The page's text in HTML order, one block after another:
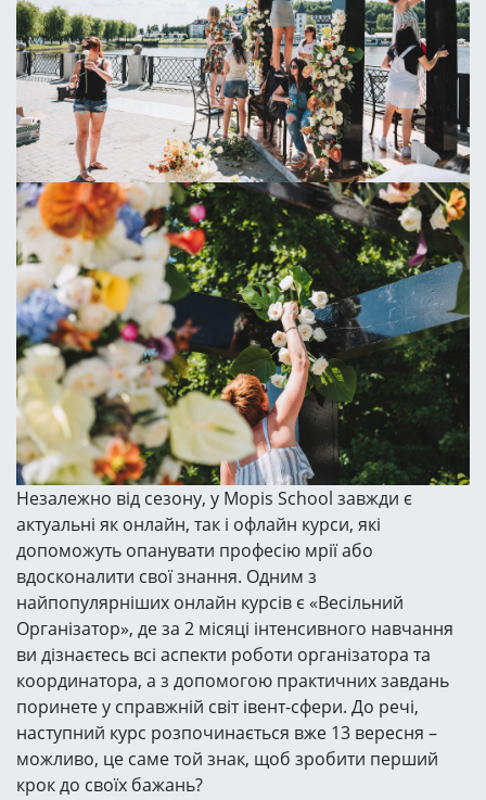
Незалежно від сезону, у Mopis School завжди є
актуальні як онлайн, так і офлайн курси, які
допоможуть опанувати професію мрії або
вдосконалити свої знання. Одним з
найпопулярніших онлайн курсів є «Весільний
Організатор», де за 2 місяці інтенсивного навчання
ви дізнаєтесь всі аспекти роботи організатора та
координатора, а з допомогою практичних завдань
поринете у справжній світ івент-сфери. До речі,
наступний курс розпочинається вже 13 вересня –
можливо, це саме той знак, щоб зробити перший
крок до своїх бажань?